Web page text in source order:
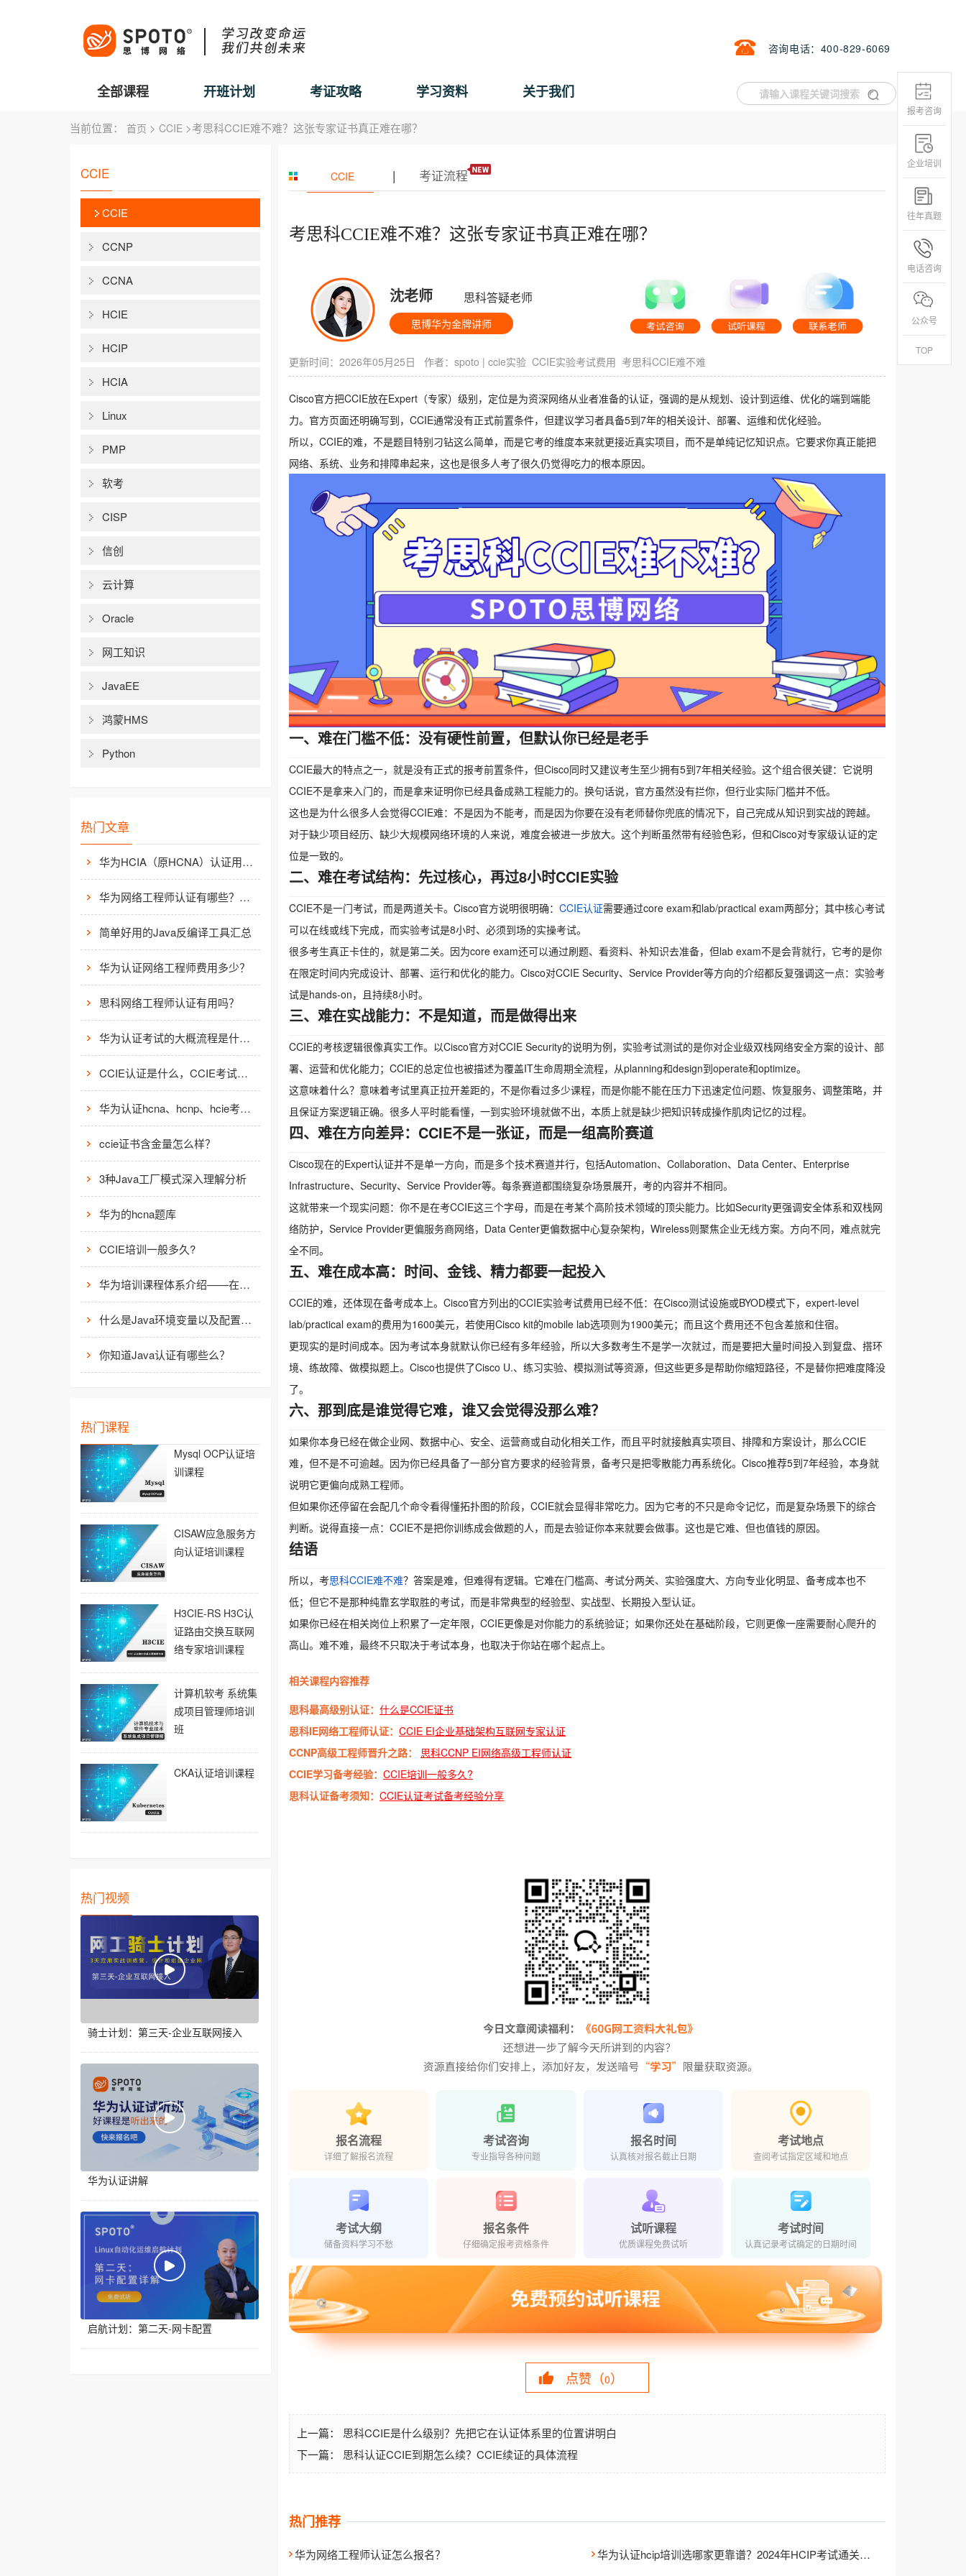
咨询电话：400-829-6069
全部课程 开班计划 考证攻略 学习资料 关于我们
当前位置： 首页 > CCIE >考思科CCIE难不难？这张专家证书真正难在哪？
CCIE
CCIE
CCNP
CCNA
HCIE
HCIP
HCIA
Linux
PMP
软考
CISP
信创
云计算
Oracle
网工知识
JavaEE
鸿蒙HMS
Python
热门文章
华为HCIA（原HCNA）认证用处大吗？
华为网络工程师认证有哪些？值不值得考？
简单好用的Java反编译工具汇总
华为认证网络工程师费用多少？
思科网络工程师认证有用吗？
华为认证考试的大概流程是什么样的？
CCIE认证是什么，CCIE考试认证考试指南
华为认证hcna、hcnp、hcie考试费用
ccie证书含金量怎么样？
3种Java工厂模式深入理解分析
华为的hcna题库
CCIE培训一般多久?
华为培训课程体系介绍——在线学习平台
什么是Java环境变量以及配置方法介绍
你知道Java认证有哪些么？
热门课程
Mysql OCP认证培
训课程
CISAW应急服务方
向认证培训课程
H3CIE-RS H3C认
证路由交换互联网
络专家培训课程
计算机软考 系统集
成项目管理师培训
班
CKA认证培训课程
热门视频
骑士计划：第三天-企业互联网接入
华为认证讲解
启航计划：第二天-网卡配置
CCIE | 考证流程
考思科CCIE难不难？这张专家证书真正难在哪？
沈老师 思科答疑老师
思博华为金牌讲师
更新时间：2026年05月25日 作者： spoto | ccie实验 CCIE实验考试费用 考思科CCIE难不难
Cisco官方把CCIE放在Expert（专家）级别，定位是为资深网络从业者准备的认证，强调的是从规划、设计到运维、优化的端到端能
力。官方页面还明确写到，CCIE通常没有正式前置条件，但建议学习者具备5到7年的相关设计、部署、运维和优化经验。
所以，CCIE的难，不是题目特别刁钻这么简单，而是它考的维度本来就更接近真实项目，而不是单纯记忆知识点。它要求你真正能把
网络、系统、业务和排障串起来，这也是很多人考了很久仍觉得吃力的根本原因。
一、难在门槛不低：没有硬性前置，但默认你已经是老手
CCIE最大的特点之一，就是没有正式的报考前置条件，但Cisco同时又建议考生至少拥有5到7年相关经验。这个组合很关键：它说明
CCIE不是拿来入门的，而是拿来证明你已经具备成熟工程能力的。换句话说，官方虽然没有拦你，但行业实际门槛并不低。
这也是为什么很多人会觉得CCIE难：不是因为不能考，而是因为你要在没有老师替你兜底的情况下，自己完成从知识到实战的跨越。
对于缺少项目经历、缺少大规模网络环境的人来说，难度会被进一步放大。这个判断虽然带有经验色彩，但和Cisco对专家级认证的定
位是一致的。
二、难在考试结构：先过核心，再过8小时CCIE实验
CCIE不是一门考试，而是两道关卡。Cisco官方说明很明确： CCIE认证需要通过core exam和lab/practical exam两部分；其中核心考试
可以在线或线下完成，而实验考试是8小时、必须到场的实操考试。
很多考生真正卡住的，就是第二关。因为core exam还可以通过刷题、看资料、补知识去准备，但lab exam不是会背就行，它考的是你
在限定时间内完成设计、部署、运行和优化的能力。Cisco对CCIE Security、Service Provider等方向的介绍都反复强调这一点：实验考
试是hands-on，且持续8小时。
三、难在实战能力：不是知道，而是做得出来
CCIE的考核逻辑很像真实工作。以Cisco官方对CCIE Security的说明为例，实验考试测试的是你对企业级双栈网络安全方案的设计、部
署、运营和优化能力；CCIE的总定位也被描述为覆盖IT生命周期全流程，从planning和design到operate和optimize。
这意味着什么？意味着考试里真正拉开差距的，不是你看过多少课程，而是你能不能在压力下迅速定位问题、恢复服务、调整策略，并
且保证方案逻辑正确。很多人平时能看懂，一到实验环境就做不出，本质上就是缺少把知识转成操作肌肉记忆的过程。
四、难在方向差异：CCIE不是一张证，而是一组高阶赛道
Cisco现在的Expert认证并不是单一方向，而是多个技术赛道并行，包括Automation、Collaboration、Data Center、Enterprise
Infrastructure、Security、Service Provider等。每条赛道都围绕复杂场景展开，考的内容并不相同。
这就带来一个现实问题：你不是在考CCIE这三个字母，而是在考某个高阶技术领域的顶尖能力。比如Security更强调安全体系和双栈网
络防护，Service Provider更偏服务商网络，Data Center更偏数据中心复杂架构，Wireless则聚焦企业无线方案。方向不同，难点就完
全不同。
五、难在成本高：时间、金钱、精力都要一起投入
CCIE的难，还体现在备考成本上。Cisco官方列出的CCIE实验考试费用已经不低：在Cisco测试设施或BYOD模式下，expert-level
lab/practical exam的费用为1600美元，若使用Cisco kit的mobile lab选项则为1900美元；而且这个费用还不包含差旅和住宿。
更现实的是时间成本。因为考试本身就默认你已经有多年经验，所以大多数考生不是学一次就过，而是要把大量时间投入到复盘、搭环
境、练故障、做模拟题上。Cisco也提供了Cisco U.、练习实验、模拟测试等资源，但这些更多是帮助你缩短路径，不是替你把难度降没
了。
六、那到底是谁觉得它难，谁又会觉得没那么难？
如果你本身已经在做企业网、数据中心、安全、运营商或自动化相关工作，而且平时就接触真实项目、排障和方案设计，那么CCIE
难，但不是不可逾越。因为你已经具备了一部分官方要求的经验背景，备考只是把零散能力再系统化。Cisco推荐5到7年经验，本身就
说明它更偏向成熟工程师。
但如果你还停留在会配几个命令看得懂拓扑图的阶段，CCIE就会显得非常吃力。因为它考的不只是命令记忆，而是复杂场景下的综合
判断。说得直接一点：CCIE不是把你训练成会做题的人，而是去验证你本来就要会做事。这也是它难、但也值钱的原因。
结语
所以，考思科CCIE难不难？答案是难，但难得有逻辑。它难在门槛高、考试分两关、实验强度大、方向专业化明显、备考成本也不
低；但它不是那种纯靠玄学取胜的考试，而是非常典型的经验型、实战型、长期投入型认证。
如果你已经在相关岗位上积累了一定年限，CCIE更像是对你能力的系统验证；如果你还处在基础阶段，它则更像一座需要耐心爬升的
高山。难不难，最终不只取决于考试本身，也取决于你站在哪个起点上。
相关课程内容推荐
思科最高级别认证： 什么是CCIE证书
思科IE网络工程师认证： CCIE EI企业基础架构互联网专家认证
CCNP高级工程师晋升之路：
思科CCNP EI网络高级工程师认证
CCIE学习备考经验： CCIE培训一般多久?
思科认证备考须知： CCIE认证考试备考经验分享
报名流程
详细了解报名流程
考试咨询
专业指导各种问题
报名时间
认真核对报名截止日期
考试地点
查阅考试指定区域和地点
考试大纲
储备资料学习不愁
报名条件
仔细确定报考资格条件
试听课程
优质课程免费试听
考试时间
认真记录考试确定的日期时间
点赞（0）
上一篇： 思科CCIE是什么级别？先把它在认证体系里的位置讲明白
下一篇： 思科认证CCIE到期怎么续？CCIE续证的具体流程
热门推荐
华为网络工程师认证怎么报名？ 华为认证hcip培训选哪家更靠谱？2024年HCIP考试通关攻略
报考咨询
企业培训
往年真题
电话咨询
公众号
TOP